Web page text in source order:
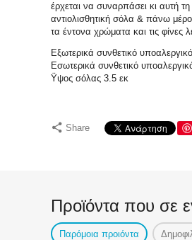
έρχεται να συναρπάσει κι αυτή
αντιολισθητική σόλα & πάνω
τα έντονα χρώματα και τις φίνες
Εξωτερικά συνθετικό
Εσωτερικά συνθετικό
Ϋψος σόλας 3.5 εκ
Share
Προϊόντα που σε
Παρόμοια προιόντα